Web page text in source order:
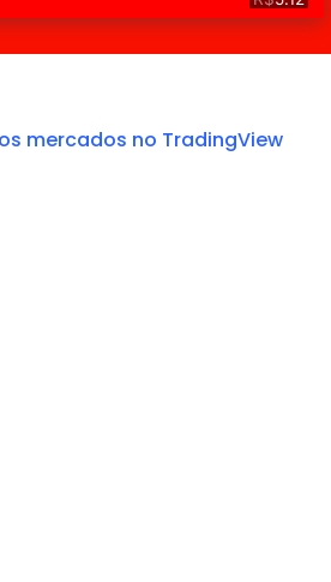
mercados no TradingView